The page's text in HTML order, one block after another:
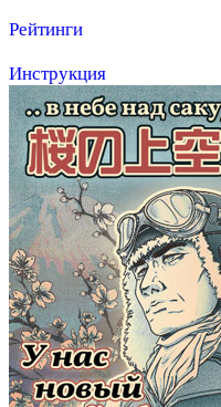
Рейтинги
Инструкция